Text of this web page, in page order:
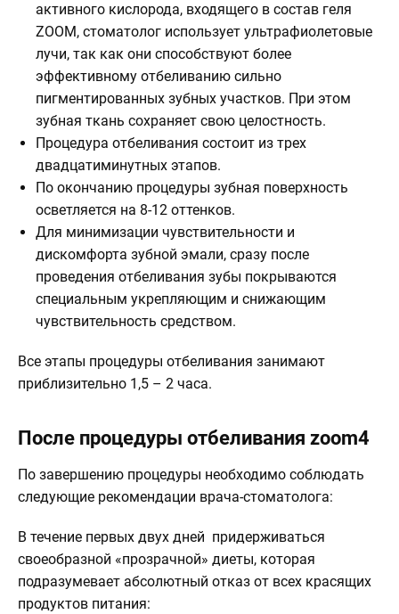
активного кислорода, входящего в состав геля
ZOOM, стоматолог использует ультрафиолетовые
лучи, так как они способствуют более
эффективному отбеливанию сильно
пигментированных зубных участков. При этом
зубная ткань сохраняет свою целостность.
Процедура отбеливания состоит из трех
двадцатиминутных этапов.
По окончанию процедуры зубная поверхность
осветляется на 8-12 оттенков.
Для минимизации чувствительности и
дискомфорта зубной эмали, сразу после
проведения отбеливания зубы покрываются
специальным укрепляющим и снижающим
чувствительность средством.
Все этапы процедуры отбеливания занимают
приблизительно 1,5 – 2 часа.
После процедуры отбеливания zoom4
По завершению процедуры необходимо соблюдать
следующие рекомендации врача-стоматолога:
В течение первых двух дней придерживаться
своеобразной «прозрачной» диеты, которая
подразумевает абсолютный отказ от всех красящих
продуктов питания: